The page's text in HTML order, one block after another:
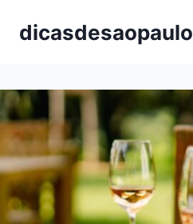
paradicasdesaopaulo